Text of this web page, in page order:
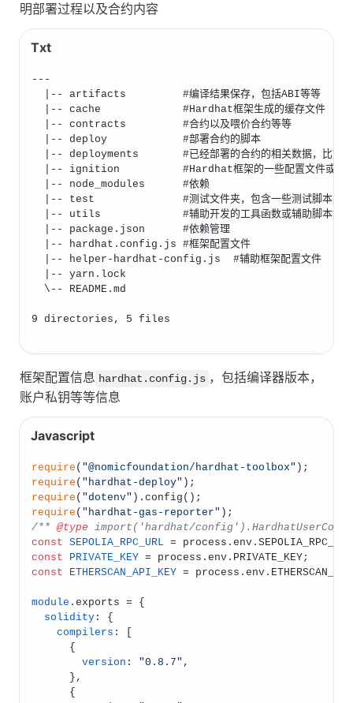
明部署过程以及合约内容
---
  |-- artifacts			#编译结果保存，包括ABI等等
  |-- cache				#Hardhat框架生成的缓存文件
  |-- contracts			#合约以及喂价合约等等
  |-- deploy			#部署合约的脚本
|-- deployments		#已经部署的合约的相关
|-- ignition			#Hardhat框架的一些配置文件或
  |-- node_modules		#依赖
  |-- test				#测试文件夹，包含一些测试脚本
|-- utils				#辅助开发的工具函数或辅
  |-- package.json		#依赖管理
  |-- hardhat.config.js	#框架配置文件
  |-- helper-hardhat-config.js	#辅助框架配置文件
  |-- yarn.lock
  \-- README.md
9 directories, 5 files
框架配置信息 hardhat.config.js ，包括编译器版本，
账户私钥等等信息
require ( "@nomicfoundation/hardhat-toolbox" );
require ( "hardhat-deploy" );
require ( "dotenv" ).config ();
require ( "hardhat-gas-reporter" );
/** @type import('hardhat/
const
SEPOLIA_RPC_URL = process.env .SEPOLIA_RPC_URL
const
PRIVATE_KEY = process.env . PRIVATE_KEY;
const
ETHERSCAN_API_KEY = process.env .
module .exports = {
solidity : {
compilers : [
      {
version : "0.8.7" ,
      },
      {